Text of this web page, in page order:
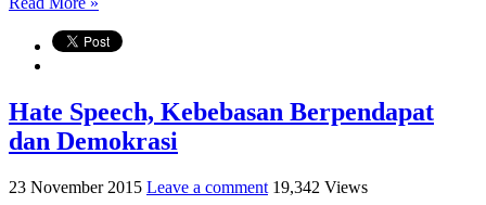
Hate Speech, Kebebasan Berpendapat
dan Demokrasi
23 November 2015 Leave a comment 19,342 Views